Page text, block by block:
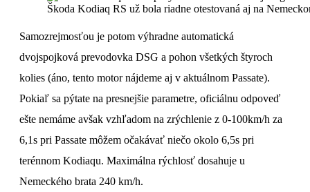
Škoda Kodiaq RS už bola riadne otestovaná aj na
Samozrejmosťou je potom výhradne automatická
dvojspojková prevodovka DSG a pohon všetkých štyroch
kolies (áno, tento motor nájdeme aj v aktuálnom Passate).
Pokiaľ sa pýtate na presnejšie parametre, oficiálnu odpoveď
ešte nemáme avšak vzhľadom na zrýchlenie z 0-100km/h za
6,1s pri Passate môžem očakávať niečo okolo 6,5s pri
terénnom Kodiaqu. Maximálna rýchlosť dosahuje u
Nemeckého brata 240 km/h.